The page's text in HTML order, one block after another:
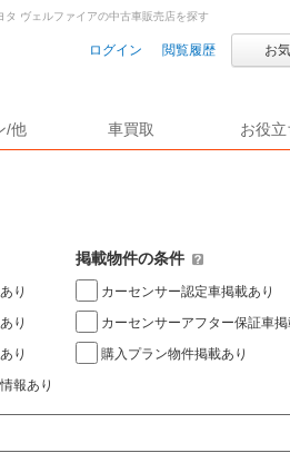
ログイン 閲覧履歴 お
/他 車買取 お役
タ ヴェルファイアの中古車販売店を探す
り
り
り
報あり
掲載物件の条件
カーセンサー認定車掲載あり
カーセンサーアフター保証車掲
購入プラン物件掲載あり